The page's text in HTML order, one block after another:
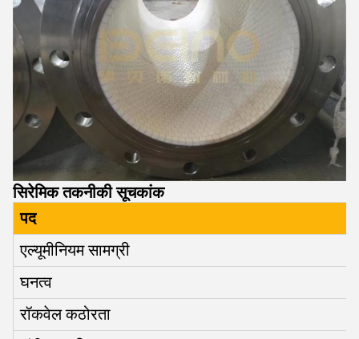
सिरेमिक तकनीकी सूचकांक
पद
एल्यूमीनियम सामग्री
घनत्व
रॉकवेल कठोरता